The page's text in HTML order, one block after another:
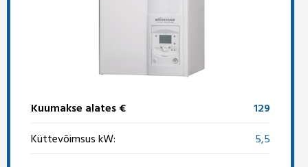
Kuumakse alates €
129
Küttevõimsus kW:
5,5